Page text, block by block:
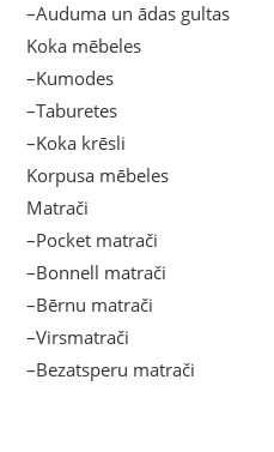
–Auduma un ādas gultas
Koka mēbeles
–Kumodes
–Taburetes
–Koka krēsli
Korpusa mēbeles
Matrači
–Pocket matrači
–Bonnell matrači
–Bērnu matrači
–Virsmatrači
–Bezatsperu matrači